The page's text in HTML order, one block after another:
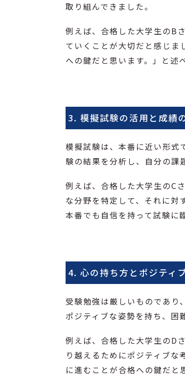
取り組んできました。
例えば、合格した大学生のB
ていくことが大切だと感じま
への鍵だと思います。」と述
3. 模擬試験の活用と成績
模擬試験は、本番に近い形式
験の結果を分析し、自分の課
例えば、合格した大学生のC
な分野を特定して、それに対
本番でも自信を持って試験に
4. 心の持ち方とポジティ
受験勉強は厳しいものであり
ポジティブな姿勢を持ち、困
例えば、合格した大学生のD
り越えるためにポジティブ
に進むことが合格への鍵だと